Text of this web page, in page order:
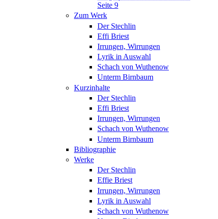
Seite 9
Zum Werk
Der Stechlin
Effi Briest
Irrungen, Wirrungen
Lyrik in Auswahl
Schach von Wuthenow
Unterm Birnbaum
Kurzinhalte
Der Stechlin
Effi Briest
Irrungen, Wirrungen
Schach von Wuthenow
Unterm Birnbaum
Bibliographie
Werke
Der Stechlin
Effie Briest
Irrungen, Wirrungen
Lyrik in Auswahl
Schach von Wuthenow